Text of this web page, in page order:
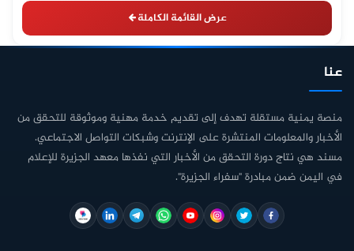
عرض القائمة الكاملة
عنا
منصة يمنية مستقلة تهدف إلى تقديم خدمة مهنية وموثوقة للتحقق من
الأخبار والمعلومات المنتشرة على الإنترنت وشبكات التواصل الاجتماعي.
مسند هي نتاج دورة التحقق من الأخبار التي نفذها معهد الجزيرة للإعلام
في اليمن ضمن مبادرة "سفراء الجزيرة".